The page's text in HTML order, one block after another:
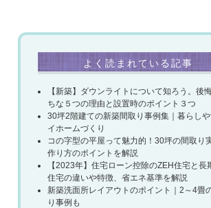
よく読まれている記事
【新築】ダウンライトについて知ろう。後
ちな５つの理由と設置時のポイント３つ
30坪2階建ての新築間取り事例集｜暮らし
イホームづくり
コの字型の平屋って魅力的！30坪の間取り
作り方のポイントを解説​
【2023年】住宅ローン控除のZEH住宅と長
住宅の違いや特徴、省エネ基準を解説
新築洗面所レイアウトのポイント｜2～4畳
り事例も